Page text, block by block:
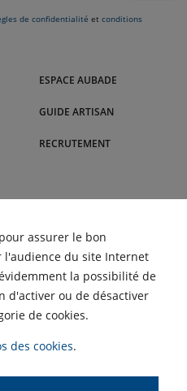
de confidentialité et conditions
et bien d'autres villes.
ESPACE AUBADE
GUIDE ARTISAN
RECRUTEMENT
SIMULATEUR D'AIDES
assurer le bon
du site Internet
la possibilité de
d'activer ou de désactiver
de cookies.
des cookies.